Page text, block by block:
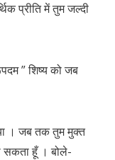
प्रीति में तुम जल्दी
” शिष्य को जब
। जब तक तुम मुक्त
सकता हूँ । बोले-